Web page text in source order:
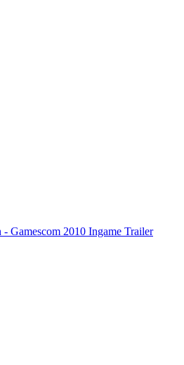
Gamescom 2010 Ingame Trailer